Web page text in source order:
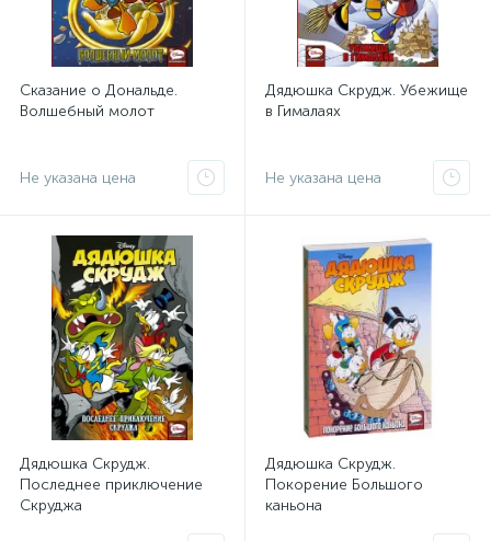
Сказание о Дональде.
Волшебный молот
Не указана цена
Дядюшка Скрудж. Убежище
в Гималаях
Не указана цена
Дядюшка Скрудж.
Последнее приключение
Скруджа
Дядюшка Скрудж.
Покорение Большого
каньона